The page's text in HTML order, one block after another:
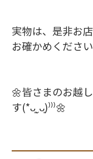
実物は、是非お
お確かめくださ
🌼皆さまのお越
す(*ᴗ͈ˬᴗ͈)⁾⁾⁾🌼